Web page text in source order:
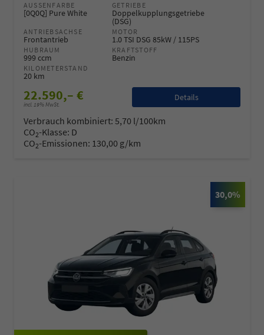
AUSSENFARBE
[0Q0Q] Pure White
GETRIEBE
Doppelkupplungsgetriebe
(DSG)
ANTRIEBSACHSE
Frontantrieb
MOTOR
1.0 TSI DSG 85kW / 115PS
HUBRAUM
999 ccm
KRAFTSTOFF
Benzin
KILOMETERSTAND
20 km
22.590,– €
incl. 19% MwSt.
Details
Verbrauch kombiniert: 5,70 l/100km
CO2-Klasse: D
CO2-Emissionen: 130,00 g/km
30,0%